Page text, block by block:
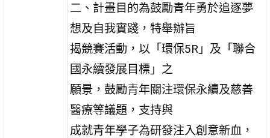
二、計畫目的為鼓勵青年勇於追逐夢
想及自我實踐，特舉辦旨
揭競賽活動，以「環保5R」及「聯合
國永續發展目標」之
願景，鼓勵青年關注環保永續及慈善
醫療等議題，支持與
成就青年學子為研發注入創意新血，